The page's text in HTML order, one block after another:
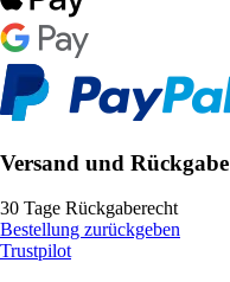
Versand und Rückgabe
30 Tage Rückgaberecht
Bestellung zurückgeben
Trustpilot